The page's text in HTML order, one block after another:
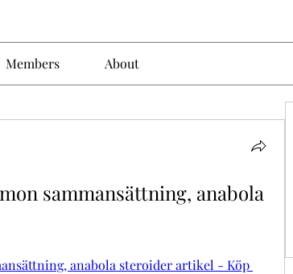
Members About
sammansättning, anabola
anabola steroider artikel - Köp